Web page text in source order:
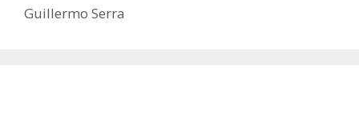
Guillermo Serra